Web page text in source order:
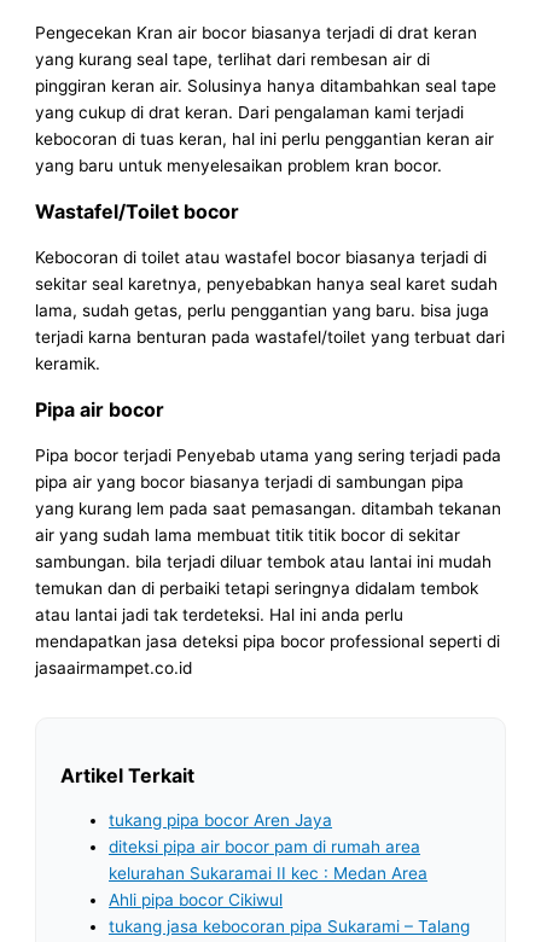
Pengecekan Kran air bocor biasanya terjadi di drat keran
yang kurang seal tape, terlihat dari rembesan air di
pinggiran keran air. Solusinya hanya ditambahkan seal tape
yang cukup di drat keran. Dari pengalaman kami terjadi
kebocoran di tuas keran, hal ini perlu penggantian keran air
yang baru untuk menyelesaikan problem kran bocor.
Wastafel/Toilet bocor
Kebocoran di toilet atau wastafel bocor biasanya terjadi di
sekitar seal karetnya, penyebabkan hanya seal karet sudah
lama, sudah getas, perlu penggantian yang baru. bisa juga
terjadi karna benturan pada wastafel/toilet yang terbuat dari
keramik.
Pipa air bocor
Pipa bocor terjadi Penyebab utama yang sering terjadi pada
pipa air yang bocor biasanya terjadi di sambungan pipa
yang kurang lem pada saat pemasangan. ditambah tekanan
air yang sudah lama membuat titik titik bocor di sekitar
sambungan. bila terjadi diluar tembok atau lantai ini mudah
temukan dan di perbaiki tetapi seringnya didalam tembok
atau lantai jadi tak terdeteksi. Hal ini anda perlu
mendapatkan jasa deteksi pipa bocor professional seperti di
jasaairmampet.co.id
Artikel Terkait
tukang pipa bocor Aren Jaya
diteksi pipa air bocor pam di rumah area
kelurahan Sukaramai II kec : Medan Area
Ahli pipa bocor Cikiwul
tukang jasa kebocoran pipa Sukarami – Talang